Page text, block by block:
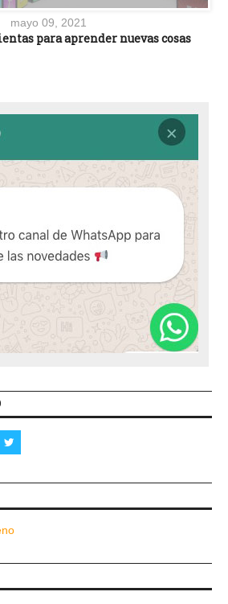
mayo 09, 2021
para aprender nuevas cosas